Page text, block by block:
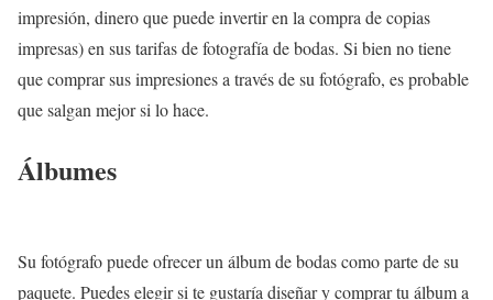
impresión, dinero que puede invertir en la compra de copias
impresas) en sus tarifas de fotografía de bodas. Si bien no tiene
que comprar sus impresiones a través de su fotógrafo, es probable
que salgan mejor si lo hace.
Álbumes
Su fotógrafo puede ofrecer un álbum de bodas como parte de su
paquete. Puedes elegir si te gustaría diseñar y comprar tu álbum a